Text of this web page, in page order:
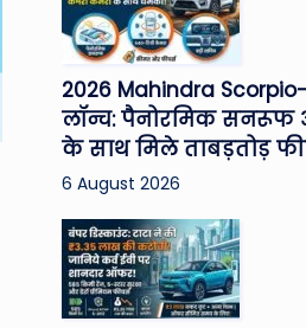
2026 Mahindra
लॉन्च: पैनोरमिक सनरूफ
के साथ मिले ताबड़तोड़
6 August 2026